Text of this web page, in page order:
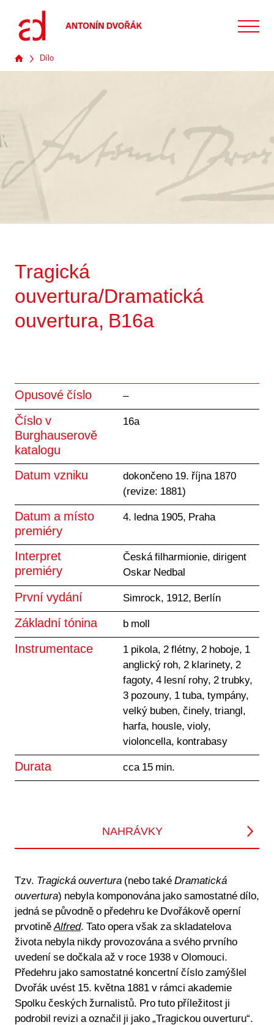
Dílo
Tragická
ouvertura/Dramatická
ouvertura, B16a
NAHRÁVKY
Opusové číslo –
Číslo v
Burghauserově
katalogu
16a
Datum vzniku
dokončeno 19. října 1870
(revize: 1881)
Datum a místo
premiéry
4. ledna 1905, Praha
Interpret
premiéry
Česká filharmionie, dirigent
Oskar Nedbal
První vydání Simrock, 1912, Berlín
Základní tónina b moll
Instrumentace
1 pikola, 2 flétny, 2 hoboje, 1
anglický roh, 2 klarinety, 2
fagoty, 4 lesní rohy, 2 trubky,
3 pozouny, 1 tuba, tympány,
velký buben, činely, triangl,
harfa, housle, violy,
violoncella, kontrabasy
Durata cca 15 min.
Tzv. Tragická ouvertura (nebo také Dramatická
ouvertura) nebyla komponována jako samostatné dílo,
jedná se původně o předehru ke Dvořákově operní
prvotiněAlfred. Tato opera však za skladatelova
života nebyla nikdy provozována a svého prvního
uvedení se dočkala až v roce 1938 v Olomouci.
Předehru jako samostatné koncertní číslo zamýšlel
Dvořák uvést 15. května 1881 v rámci akademie
Spolku českých žurnalistů. Pro tuto příležitost ji
podrobil revizi a označil ji jako „Tragickou ouverturu“.